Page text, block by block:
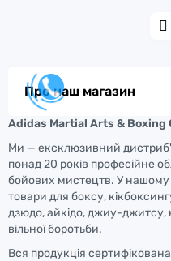
Про наш магазин
Adidas Martial Arts &
Ми — ексклюзивний
понад 20 років професійне
бойових мистецтв. У нашому
товари для боксу,
дзюдо, айкідо, джиу-джитсу,
вільної боротьби.
Вся продукція